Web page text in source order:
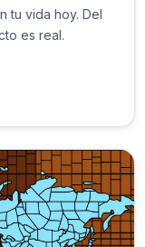
tu vida hoy. Del
es real.